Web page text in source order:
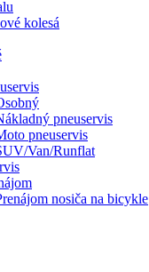
kolesá
pneuservis
pneuservis
Van/Runflat
nosiča na bicykle